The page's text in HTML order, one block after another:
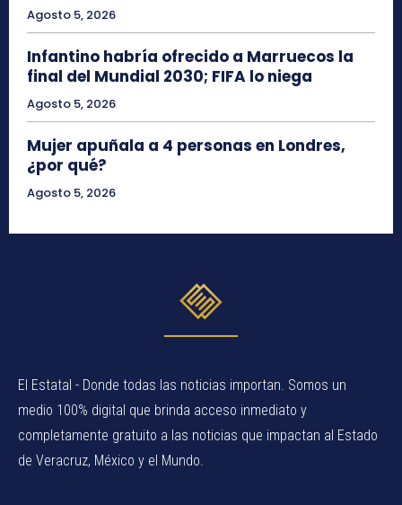
Agosto 5, 2026
Infantino habría ofrecido a Marruecos la
final del Mundial 2030; FIFA lo niega
Agosto 5, 2026
Mujer apuñala a 4 personas en Londres,
¿por qué?
Agosto 5, 2026
El Estatal - Donde todas las noticias importan. Somos un
medio 100% digital que brinda acceso inmediato y
completamente gratuito a las noticias que impactan al Estado
de Veracruz, México y el Mundo.